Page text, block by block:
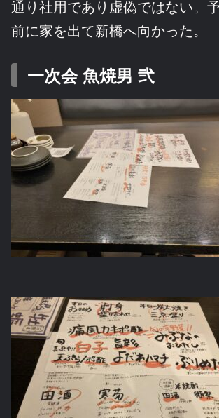
通り社用であり虚偽ではない。
前に家を出て新橋へ向かった。
一次会魚焼男 弐